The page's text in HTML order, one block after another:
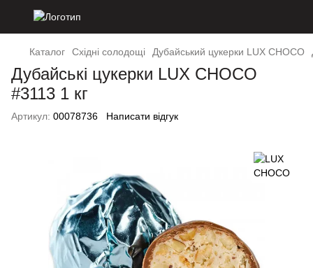
Каталог Східні солодощі Дубайський цукерки LUX CHOCO
Дубайські цукерки LUX CHOCO
#3113 1 кг
Артикул: 00078736 Написати відгук